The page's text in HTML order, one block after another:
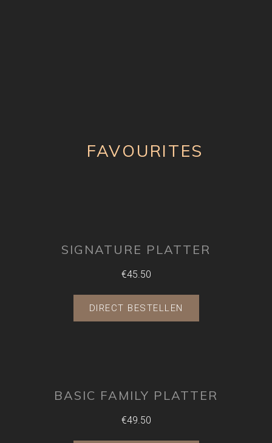
FAVOURITES
SIGNATURE PLATTER
€45.50
DIRECT BESTELLEN
BASIC FAMILY PLATTER
€49.50